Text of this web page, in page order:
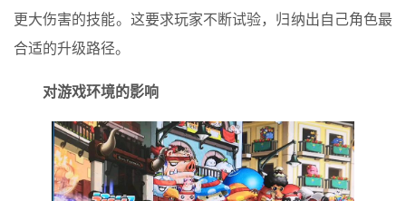
更大伤害的技能。这要求玩家不断试验，归纳出自己角色最
合适的升级路径。
对游戏环境的影响